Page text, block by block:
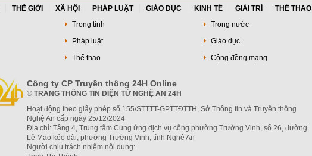
Cup
THẾ GIỚI XÃ HỘI PHÁP LUẬT GIÁO DỤC KINH TẾ GIẢI TRÍ THỂ THAO
Trong tỉnh Trong nước
Pháp luật Giáo dục
Thể thao Cộng đồng mạng
Công ty CP Truyền thông 24H Online
® TRANG THÔNG TIN ĐIỆN TỬ NGHỆ AN 24H
Hoạt động theo giấy phép số 155/STTTT-GPTTĐTTH, Sở Thông tin và Truyền thông
Nghệ An cấp ngày 25/12/2024
Địa chỉ: Tầng 4, Trung tâm Cung ứng dịch vụ công phường Trường Vinh, số 26, đường
Lê Mao kéo dài, phường Trường Vinh, tỉnh Nghệ An
Người chịu trách nhiệm nội dung: